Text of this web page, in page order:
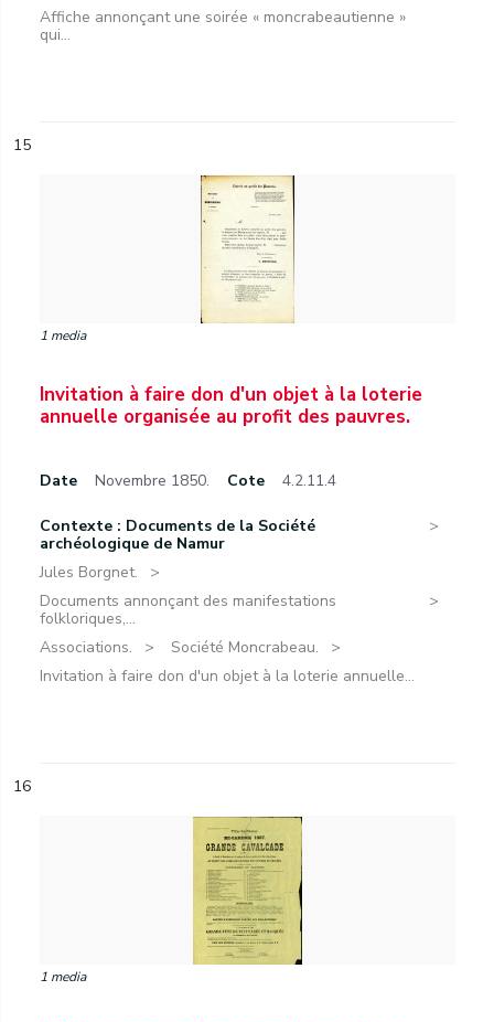
Affiche annonçant une soirée « moncrabeautienne »
qui...
15
1 media
Invitation à faire don d'un objet à la loterie
annuelle organisée au profit des pauvres.
Date Novembre 1850. Cote 4.2.11.4
Contexte : Documents de la Société
archéologique de Namur
Jules Borgnet.
Documents annonçant des manifestations
folkloriques,...
Associations.
Société Moncrabeau.
Invitation à faire don d'un objet à la loterie annuelle...
16
1 media